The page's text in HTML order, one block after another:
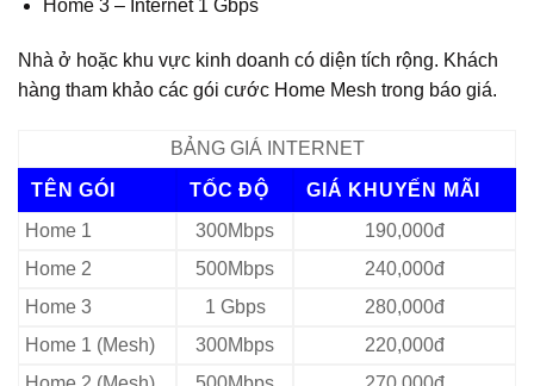
Home 3 – Internet 1 Gbps
Nhà ở hoặc khu vực kinh doanh có diện tích rộng. Khách
hàng tham khảo các gói cước Home Mesh trong báo giá.
BẢNG GIÁ INTERNET
TÊN GÓI TỐC ĐỘ
GIÁ KHUYẾN MÃI
Home 1
300Mbps
190,000đ
Home 2
500Mbps
240,000đ
Home 3
1 Gbps
280,000đ
Home 1 (Mesh)
300Mbps
220,000đ